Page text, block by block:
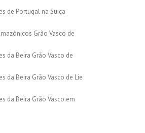
de Portugal na Suiça
Grão Vasco de
da Beira Grão Vasco de
da Beira Grão Vasco de Lie
da Beira Grão Vasco em